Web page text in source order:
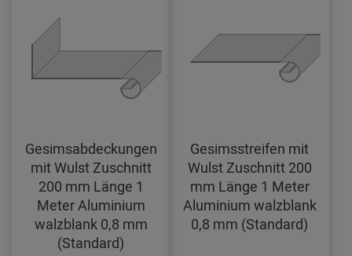
Gesimsabdeckungen
mit Wulst Zuschnitt
200 mm Länge 1
Meter Aluminium
walzblank 0,8 mm
(Standard)
Gesimsstreifen mit
Wulst Zuschnitt 200
mm Länge 1 Meter
Aluminium walzblank
0,8 mm (Standard)